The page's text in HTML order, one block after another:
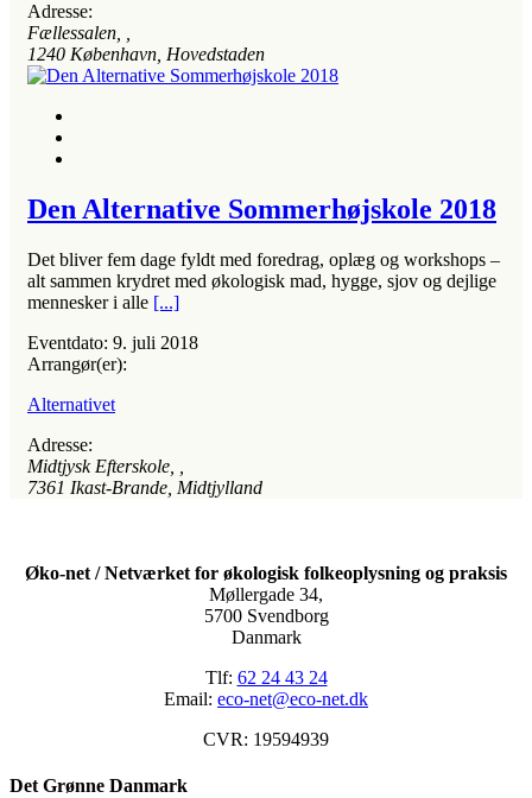
Adresse:
Fællessalen
1240 København, Hovedstaden
Den Alternative Sommerhøjskole 2018
Det bliver fem dage fyldt med foredrag, oplæg og workshops –
alt sammen krydret med økologisk mad, hygge, sjov og dejlige
mennesker i alle [...]
Eventdato: 9. juli 2018
Arrangør(er):
Alternativet
Adresse:
Midtjysk Efterskole
7361 Ikast-Brande, Midtjylland
Øko-net / Netværket for økologisk folkeoplysning og praksis
Møllergade 34,
5700 Svendborg
Danmark
Tlf: 62 24 43 24
Email: eco-net@eco-net.dk
CVR: 19594939
Det Grønne Danmark